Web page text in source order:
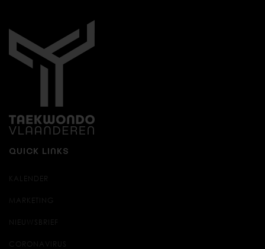
QUICK LINKS
KALENDER
MARKETING
NIEUWSBRIEF
CORONAVIRUS